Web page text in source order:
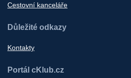
Cestovní kanceláře
Důležité odkazy
Kontakty
Portál cKlub.cz